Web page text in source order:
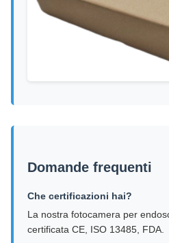
Domande frequenti
Che certificazioni hai?
La nostra fotocamera per
certificata CE, ISO 13485, FDA.